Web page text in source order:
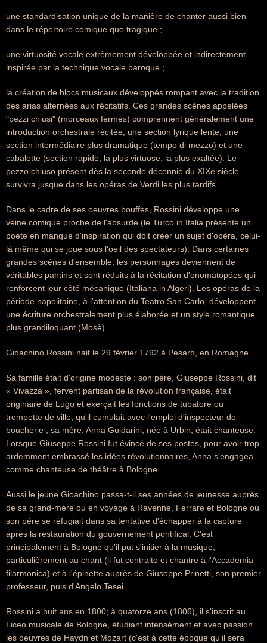
une standardisation unique de la manière de chanter aussi bien
dans le répertoire comique que tragique ;
une virtuosité vocale extrêmement développée et indirectement
inspirée par la technique vocale baroque ;
la création de blocs musicaux développés rompant avec la tradition
des arias alternées aux récitatifs. Ces grandes scènes appelées
"pezzi chiusi" (morceaux fermés) comprennent généralement une
introduction orchestrale récitée, une section lyrique lente, une
section intermédiaire plus dramatique (tempo di mezzo) et une
cabalette (section rapide, la plus virtuose, la plus exaltée). Le
pezzo chiuso présent dès la seconde décennie du XIXe siècle
survivra jusque dans les opéras de Verdi les plus tardifs.
Dans le cadre de ses oeuvres bouffes, Rossini développe une
veine comique proche de l'absurde (le Turco in Italia présente un
poète en manque d'inspiration qui doit créer un sujet d'opéra, celui-
là même qui se joue sous l'oeil des spectateurs). Dans certaines
grandes scènes d'ensemble, les personnages deviennent de
véritables pantins et sont réduits à la récitation d'onomatopées qui
renforcent leur côté mécanique (Italiana in Algeri). Les opéras de la
période napolitaine, à l'attention du Teatro San Carlo, développent
une écriture orchestralement plus élaborée et un style romantique
plus grandiloquant (Mosè).
Gioachino Rossini nait le 29 février 1792 à Pesaro, en Romagne.
Sa famille était d'origine modeste : son père, Giuseppe Rossini, dit
« Vivazza », fervent partisan de la révolution française, était
originaire de Lugo et exerçait les fonctions de tubatore ou
trompette de ville, qu'il cumulait avec l'emploi d'inspecteur de
boucherie ; sa mère, Anna Guidarini, née à Urbin, était chanteuse.
Lorsque Giuseppe Rossini fut évincé de ses postes, pour avoir trop
ardemment embrassé les idées révolutionnaires, Anna s'engagea
comme chanteuse de théâtre à Bologne.
Aussi le jeune Gioachino passa-t-il ses années de jeunesse auprès
de sa grand-mère ou en voyage à Ravenne, Ferrare et Bologne où
son père se réfugiait dans sa tentative d'échapper à la capture
après la restauration du gouvernement pontifical. C'est
principalement à Bologne qu'il put s'initier à la musique,
particulièrement au chant (il fut contralto et chantre à l'Accademia
filarmonica) et à l'épinette auprès de Giuseppe Prinetti, son premier
professeur, puis d'Angelo Tesei.
Rossini a huit ans en 1800; à quatorze ans (1806), il s'inscrit au
Liceo musicale de Bologne, étudiant intensément et avec passion
les oeuvres de Haydn et Mozart (c'est à cette époque qu'il sera